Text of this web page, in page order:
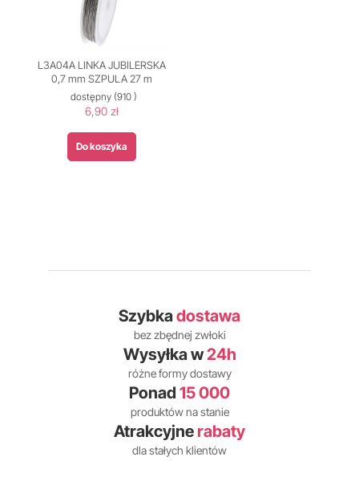
L3A04A LINKA JUBILERSKA
0,7 mm SZPULA 27 m
dostępny (910 )
6,90 zł
Do koszyka
Szybkadostawa
bez zbędnej zwłoki
Wysyłka w24h
różne formy dostawy
Ponad 15 000
produktów na stanie
Atrakcyjne rabaty
dla stałych klientów